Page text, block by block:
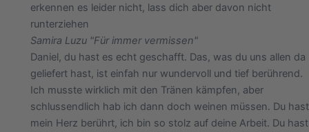
erkennen es leider nicht, lass dich aber davon nicht
runterziehen
Samira Luzu "Für immer vermissen"
Daniel, du hast es echt geschafft. Das, was du uns allen da
geliefert hast, ist einfah nur wundervoll und tief berührend.
Ich musste wirklich mit den Tränen kämpfen, aber
schlussendlich hab ich dann doch weinen müssen. Du hast
mein Herz berührt, ich bin so stolz auf deine Arbeit. Du hast